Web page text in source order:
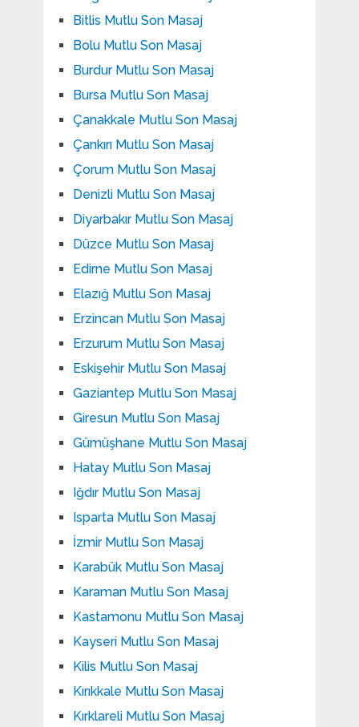
Bitlis Mutlu Son Masaj
Bolu Mutlu Son Masaj
Burdur Mutlu Son Masaj
Bursa Mutlu Son Masaj
Çanakkale Mutlu Son Masaj
Çankırı Mutlu Son Masaj
Çorum Mutlu Son Masaj
Denizli Mutlu Son Masaj
Diyarbakır Mutlu Son Masaj
Düzce Mutlu Son Masaj
Edirne Mutlu Son Masaj
Elazığ Mutlu Son Masaj
Erzincan Mutlu Son Masaj
Erzurum Mutlu Son Masaj
Eskişehir Mutlu Son Masaj
Gaziantep Mutlu Son Masaj
Giresun Mutlu Son Masaj
Gümüşhane Mutlu Son Masaj
Hatay Mutlu Son Masaj
Iğdır Mutlu Son Masaj
Isparta Mutlu Son Masaj
İzmir Mutlu Son Masaj
Karabük Mutlu Son Masaj
Karaman Mutlu Son Masaj
Kastamonu Mutlu Son Masaj
Kayseri Mutlu Son Masaj
Kilis Mutlu Son Masaj
Kırıkkale Mutlu Son Masaj
Kırklareli Mutlu Son Masaj